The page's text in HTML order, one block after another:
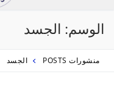
الوسم: الجسد
منشورات POSTS الجسد